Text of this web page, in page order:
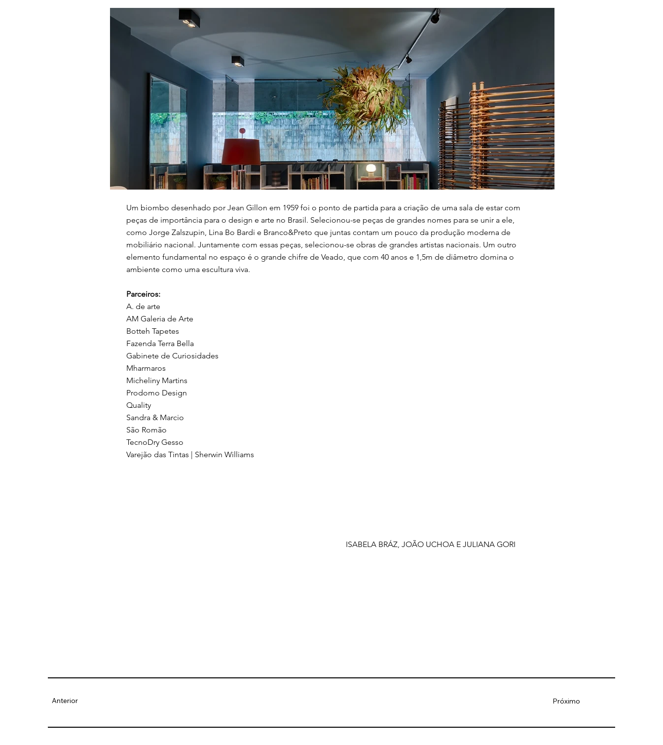
Um biombo desenhado por Jean Gillon em 1959 foi o ponto de partida para a criação de uma sala de estar com
peças de importância para o design e arte no Brasil. Selecionou-se peças de grandes nomes para se unir a ele,
como Jorge Zalszupin, Lina Bo Bardi e Branco&Preto que juntas contam um pouco da produção moderna de
mobiliário nacional. Juntamente com essas peças, selecionou-se obras de grandes artistas nacionais. Um outro
elemento fundamental no espaço é o grande chifre de Veado, que com 40 anos e 1,5m de diâmetro domina o
ambiente como uma escultura viva.
Parceiros:
A. de arte
AM Galeria de Arte
Botteh Tapetes
Fazenda Terra Bella
Gabinete de Curiosidades
Mharmaros
Micheliny Martins
Prodomo Design
Quality
Sandra & Marcio
São Romão
TecnoDry Gesso
Varejão das Tintas | Sherwin Williams
ISABELA BRÁZ, JOÃO UCHOA E JULIANA GORI
Anterior Próximo